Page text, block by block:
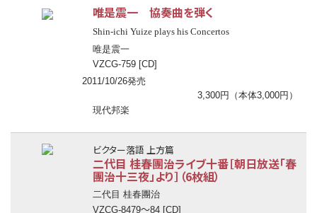
唯是震一 協奏曲を弾く
Shin-ichi Yuize plays his Concertos
唯是震一
VZCG-759 [CD]
2011/10/26発売
3,300円（本体3,000円）
現代邦楽
ビクター落語 上方篇
二代目 桂春團治ライブ十番［朝日放送「春
團治十三夜」より］（6枚組）
二代目 桂春團治
VZCG-8479〜84 [CD]